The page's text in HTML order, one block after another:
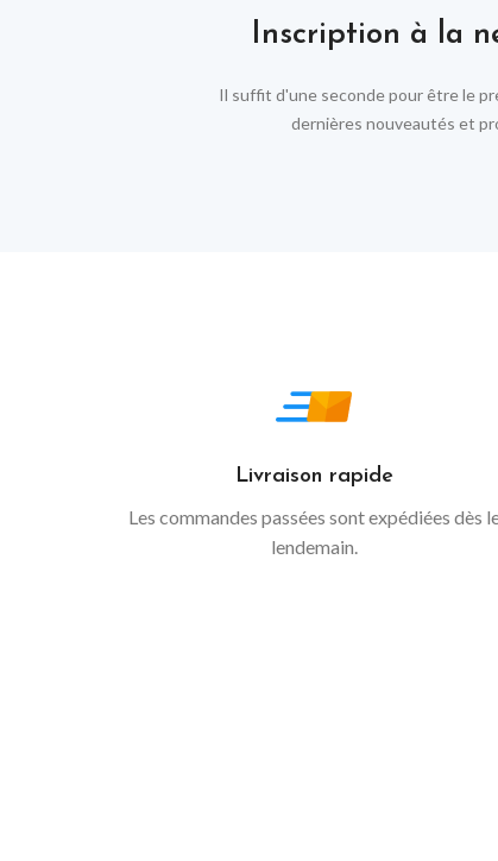
Inscription à la
Il suffit d'une seconde pour être le
dernières nouveautés et
Livraison rapide
Les commandes passées sont expédiées dès
lendemain.